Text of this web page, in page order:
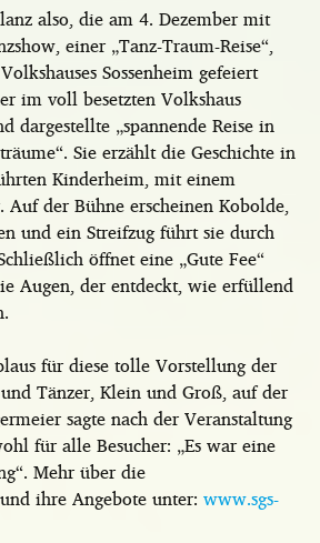
also, die am 4. Dezember mit
einer „Tanz-Traum-Reise“,
Sossenheim gefeiert
im voll besetzten Volkshaus
dargestellte „spannende Reise in
Sie erzählt die Geschichte in
Kinderheim, mit einem
der Bühne erscheinen Kobolde,
und ein Streifzug führt sie durch
öffnet eine „Gute Fee“
Augen, der entdeckt, wie erfüllend
für diese tolle Vorstellung der
Tänzer, Klein und Groß, auf der
sagte nach der Veranstaltung
für alle Besucher: „Es war eine
Mehr über die
ihre Angebote unter: www.sgs-